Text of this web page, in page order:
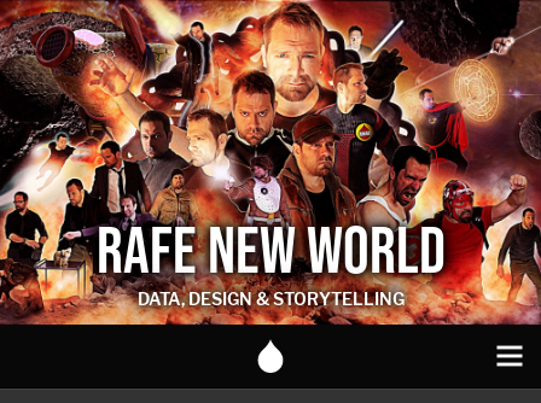
RAFE NEW WORLD
DATA, DESIGN & STORYTELLING